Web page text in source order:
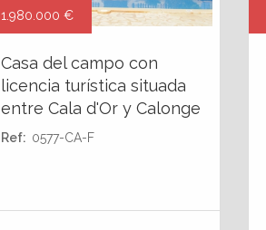
1.980.000 €
Casa del campo con
licencia turística situada
entre Cala d'Or y Calonge
Ref: 0577-CA-F